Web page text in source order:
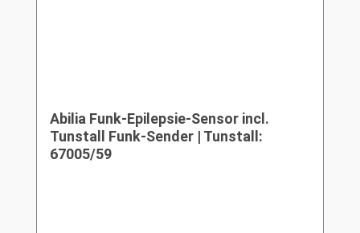
Abilia Funk-Epilepsie-Sensor incl.
Tunstall Funk-Sender | Tunstall:
67005/59